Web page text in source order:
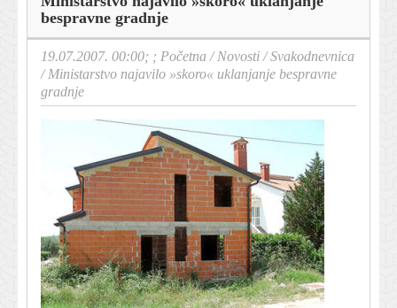
bespravne gradnje
19.07.2007. 00:00; ; Početna /Novosti /Svakodnevnica
/Ministarstvo najavilo »skoro« uklanjanje bespravne
gradnje